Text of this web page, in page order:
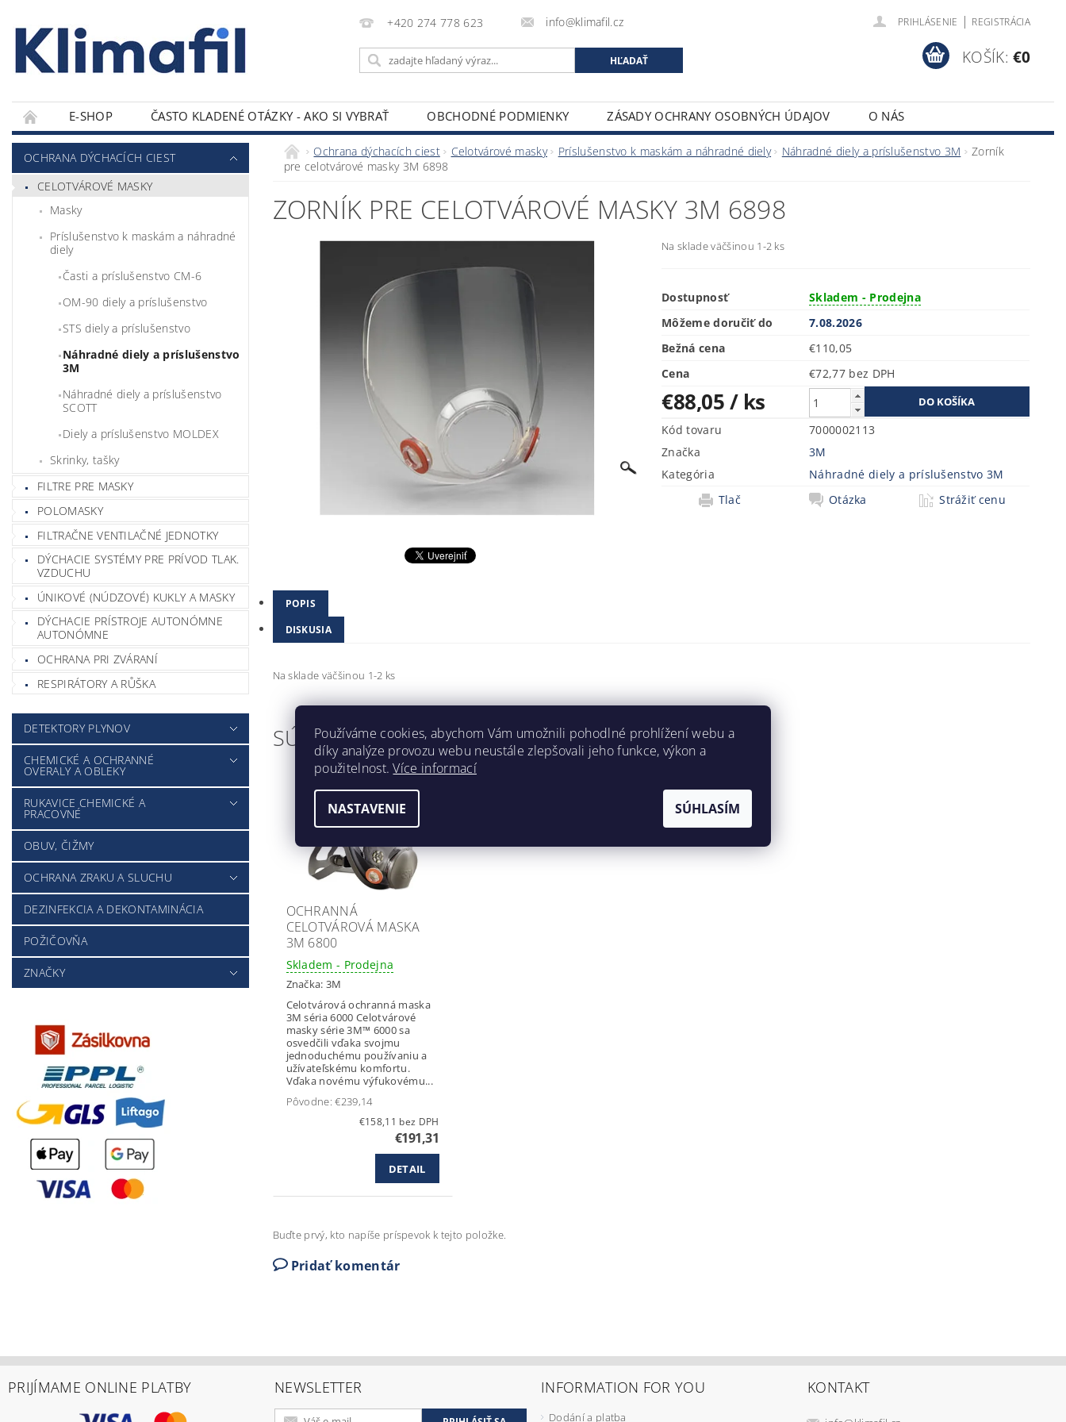
+420 274 778 623 info@klimafil.cz PRIHLÁSENIE | REGISTRÁCIA
KOŠÍK: €0
E-SHOP ČASTO KLADENÉ OTÁZKY - AKO SI VYBRAŤ OBCHODNÉ PODMIENKY ZÁSADY OCHRANY OSOBNÝCH ÚDAJOV
O NÁS
KONTAKTY
OCHRANA DÝCHACÍCH CIEST
CELOTVÁROVÉ MASKY
Masky
Príslušenstvo k maskám a náhradné
diely
Časti a príslušenstvo CM-6
OM-90 diely a príslušenstvo
STS diely a príslušenstvo
Náhradné diely a príslušenstvo
3M
Náhradné diely a príslušenstvo
SCOTT
Diely a príslušenstvo MOLDEX
Skrinky, tašky
FILTRE PRE MASKY
POLOMASKY
FILTRAČNE VENTILAČNÉ JEDNOTKY
DÝCHACIE SYSTÉMY PRE PRÍVOD TLAK.
VZDUCHU
ÚNIKOVÉ (NÚDZOVÉ) KUKLY A MASKY
DÝCHACIE PRÍSTROJE AUTONÓMNE
AUTONÓMNE
OCHRANA PRI ZVÁRANÍ
RESPIRÁTORY A RŮŠKA
DETEKTORY PLYNOV
CHEMICKÉ A OCHRANNÉ
OVERALY A OBLEKY
RUKAVICE CHEMICKÉ A
PRACOVNÉ
OBUV, ČIŽMY
OCHRANA ZRAKU A SLUCHU
DEZINFEKCIA A DEKONTAMINÁCIA
POŽIČOVŇA
ZNAČKY
Ochrana dýchacích ciest Celotvárové masky Príslušenstvo k maskám a náhradné diely Náhradné diely a príslušenstvo 3M
Zorník
pre celotvárové masky 3M 6898
ZORNÍK PRE CELOTVÁROVÉ MASKY 3M 6898
Na sklade väčšinou 1-2 ks
Dostupnosť
Skladem - Prodejna
Môžeme doručiť do
7.08.2026
Bežná cena
€110,05
Cena
€72,77 bez DPH
€88,05/ ks
Kód tovaru
7000002113
Značka
3M
Kategória
Náhradné diely a príslušenstvo 3M
Tlač
Otázka Strážiť cenu
POPIS
DISKUSIA
Na sklade väčšinou 1-2 ks
SÚVISIACI TOVAR
Kód:7100015051
OCHRANNÁ
CELOTVÁROVÁ MASKA
3M 6800
Skladem - Prodejna
Značka:3M
Celotvárová ochranná maska
3M séria 6000 Celotvárové
masky série 3M™ 6000 sa
osvedčili vďaka svojmu
jednoduchému používaniu a
užívateľskému komfortu.
Vďaka novému výfukovému...
Pôvodne:€239,14
€158,11 bez DPH
€191,31
DETAIL
Buďte prvý, kto napíše príspevok k tejto položke.
Pridať komentár
PRIJÍMAME ONLINE PLATBY NEWSLETTER INFORMATION FOR YOU
Dodání a platba
KONTAKT
Používáme cookies, abychom Vám umožnili pohodlné prohlížení webu a
díky analýze provozu webu neustále zlepšovali jeho funkce, výkon a
použitelnost.Více informací
NASTAVENIE SÚHLASÍM